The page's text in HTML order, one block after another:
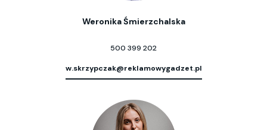
Weronika Śmierzchalska
500 399 202
w.skrzypczak@reklamowygadzet.pl